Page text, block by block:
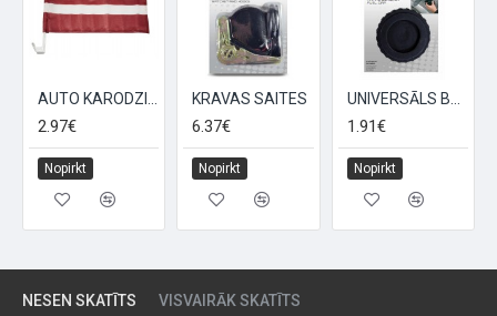
2.97€
Nopirkt
KRAVAS SAITES
6.37€
Nopirkt
1.91€
Nopirkt
NESEN SKATĪTS VISVAIRĀK SKATĪTS